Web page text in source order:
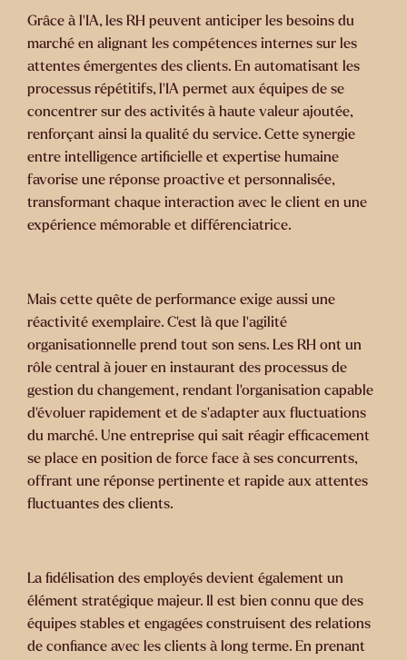
Grâce à l’IA, les RH peuvent anticiper les besoins du
marché en alignant les compétences internes sur les
attentes émergentes des clients. En automatisant les
processus répétitifs, l’IA permet aux équipes de se
concentrer sur des activités à haute valeur ajoutée,
renforçant ainsi la qualité du service. Cette synergie
entre intelligence artificielle et expertise humaine
favorise une réponse proactive et personnalisée,
transformant chaque interaction avec le client en une
expérience mémorable et différenciatrice.
Mais cette quête de performance exige aussi une
réactivité exemplaire. C’est là que l’agilité
organisationnelle prend tout son sens. Les RH ont un
rôle central à jouer en instaurant des processus de
gestion du changement, rendant l’organisation capable
d’évoluer rapidement et de s’adapter aux fluctuations
du marché. Une entreprise qui sait réagir efficacement
se place en position de force face à ses concurrents,
offrant une réponse pertinente et rapide aux attentes
fluctuantes des clients.
La fidélisation des employés devient également un
élément stratégique majeur. Il est bien connu que des
équipes stables et engagées construisent des relations
de confiance avec les clients à long terme. En prenant